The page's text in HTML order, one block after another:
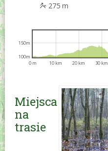
275 m
0 m 10 km 20 km 30 km
100m
150m
Miejsca
na
trasie